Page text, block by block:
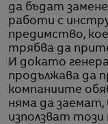
да бъдат
работи с
предимство,
трябва да
И докато
продължава да
компаниите
няма да
използват